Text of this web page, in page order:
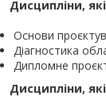
Дисципліни,
Основи
Діагностика
Дипломне
Дисципліни, які